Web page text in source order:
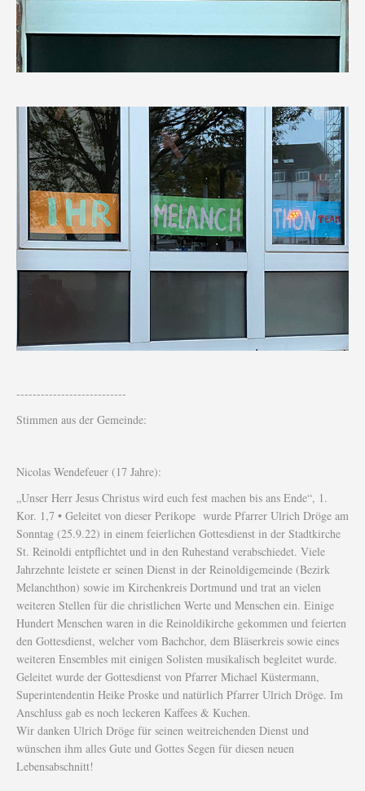
---------------------------
Stimmen aus der Gemeinde:
Nicolas Wendefeuer (17 Jahre):
„Unser Herr Jesus Christus wird euch fest machen bis ans Ende“, 1.
Kor. 1,7 • Geleitet von dieser Perikope wurde Pfarrer Ulrich Dröge am
Sonntag (25.9.22) in einem feierlichen Gottesdienst in der Stadtkirche
St. Reinoldi entpflichtet und in den Ruhestand verabschiedet. Viele
Jahrzehnte leistete er seinen Dienst in der Reinoldigemeinde (Bezirk
Melanchthon) sowie im Kirchenkreis Dortmund und trat an vielen
weiteren Stellen für die christlichen Werte und Menschen ein. Einige
Hundert Menschen waren in die Reinoldikirche gekommen und feierten
den Gottesdienst, welcher vom Bachchor, dem Bläserkreis sowie eines
weiteren Ensembles mit einigen Solisten musikalisch begleitet wurde.
Geleitet wurde der Gottesdienst von Pfarrer Michael Küstermann,
Superintendentin Heike Proske und natürlich Pfarrer Ulrich Dröge. Im
Anschluss gab es noch leckeren Kaffees & Kuchen.
Wir danken Ulrich Dröge für seinen weitreichenden Dienst und
wünschen ihm alles Gute und Gottes Segen für diesen neuen
Lebensabschnitt!